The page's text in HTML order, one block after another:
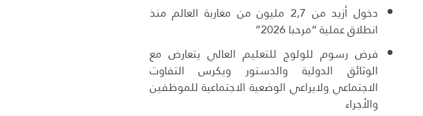
دخول أزيد من 2,7 مليون من مغاربة العالم منذ
انطلاق عملية “مرحبا 2026”
فرض رسوم للولوج للتعليم العالي يتعارض مع
الوثائق الدولية والدستور ويكرس التفاوت
الاجتماعي ولايراعي الوضعية الاجتماعية للموظفين
والأجراء